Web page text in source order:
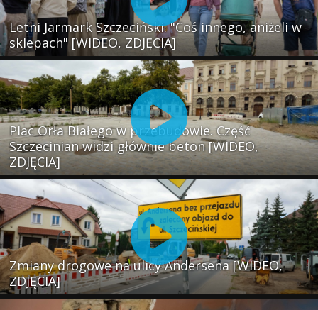
Letni Jarmark Szczeciński. "Coś innego, aniżeli w
sklepach" [WIDEO, ZDJĘCIA]
Plac Orła Białego w przebudowie. Część
Szczecinian widzi głównie beton [WIDEO,
ZDJĘCIA]
Zmiany drogowe na ulicy Andersena [WIDEO,
ZDJĘCIA]